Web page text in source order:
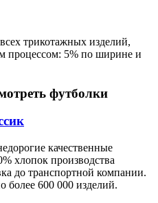
трикотажных изделий,
процессом: 5% по ширине и
футболки
качественные
хлопок производства
до транспортной компании.
более 600 000 изделий.